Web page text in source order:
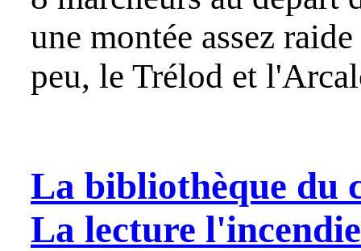
une montée assez
peu, le Trélod et
La bibliothèque du
La lecture